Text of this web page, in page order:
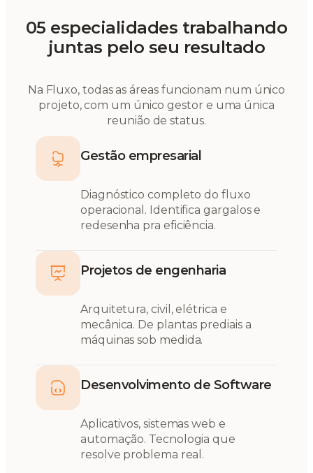
05 especialidades trabalhando
juntas pelo seu resultado
Na Fluxo, todas as áreas funcionam num único
projeto, com um único gestor e uma única
reunião de status.
Gestão empresarial
Diagnóstico completo do fluxo
operacional. Identifica gargalos e
redesenha pra eficiência.
Projetos de engenharia
Arquitetura, civil, elétrica e
mecânica. De plantas prediais a
máquinas sob medida.
Desenvolvimento de Software
Aplicativos, sistemas web e
automação. Tecnologia que
resolve problema real.